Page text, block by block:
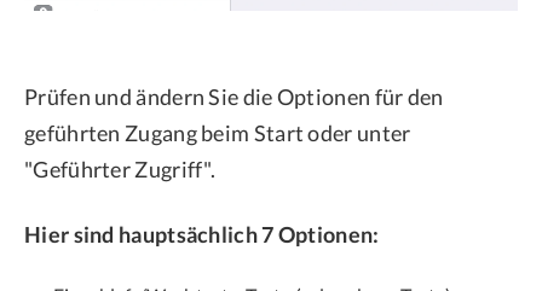
Prüfen und ändern Sie die Optionen für den
geführten Zugang beim Start oder unter
"Geführter Zugriff".
Hier sind hauptsächlich 7 Optionen: